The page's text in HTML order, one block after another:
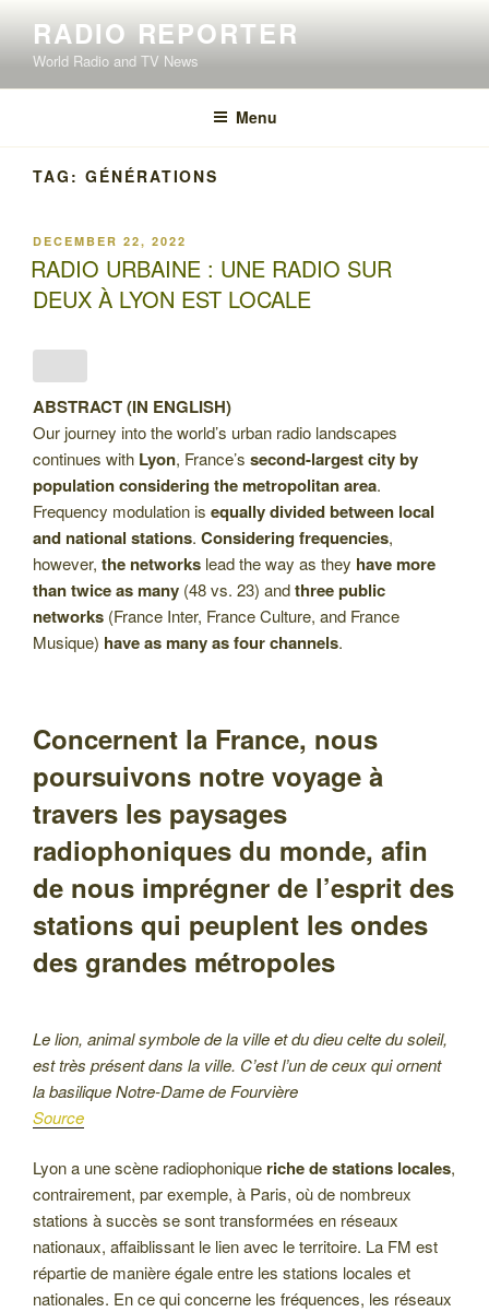
content
RADIO REPORTER
World Radio and TV News
Menu
TAG: GÉNÉRATIONS
POSTED
ON
DECEMBER 22, 2022
RADIO URBAINE : UNE RADIO SUR
DEUX À LYON EST LOCALE
ABSTRACT (IN ENGLISH)
Our journey into the world’s urban radio landscapes
continues with Lyon, France’s second-largest city by
populationconsidering the metropolitan area.
Frequency modulation is equally divided between local
and national stations. Considering frequencies,
however, the networks lead the way as they have more
than twice as many (48 vs. 23) andthree public
networks (France Inter, France Culture, and France
Musique) have as many as four channels.
Concernent la France, nous
poursuivons notre voyage à
travers les paysages
radiophoniques du monde, afin
de nous imprégner de l’esprit des
stations qui peuplent les ondes
des grandes métropoles
Le lion, animal symbole de la ville et du dieu celte du soleil,
est très présent dans la ville. C’est l’un de ceux qui ornent
la basilique Notre-Dame de Fourvière
Source
Lyon a une scène radiophonique riche de stations locales,
contrairement, par exemple, à Paris, où de nombreux
stations à succès se sont transformées en réseaux
nationaux, affaiblissant le lien avec le territoire. La FM est
répartie de manière égale entre les stations locales et
nationales. En ce qui concerne les fréquences, les réseaux